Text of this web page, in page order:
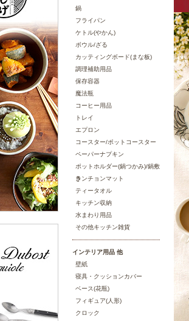
鍋
フライパン
ケトル(やかん)
ボウル/ざる
カッティングボード(まな板)
調理補助用品
保存容器
魔法瓶
コーヒー用品
トレイ
エプロン
コースター/ポットコースター
ペーパーナプキン
ポットホルダー(鍋つかみ)/鍋敷
き
ランチョンマット
ティータオル
キッチン収納
水まわり用品
その他キッチン雑貨
インテリア用品 他
壁紙
寝具・クッションカバー
ベース(花瓶)
フィギュア(人形)
クロック